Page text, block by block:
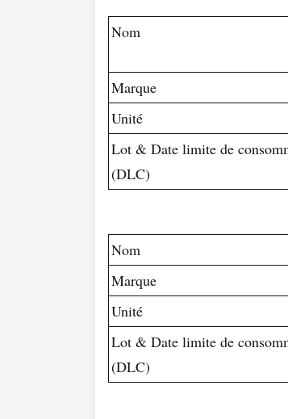
Nom
Marque
Unité
Lot & Date limite de
(DLC)
Nom
Marque
Unité
Lot & Date limite de
(DLC)